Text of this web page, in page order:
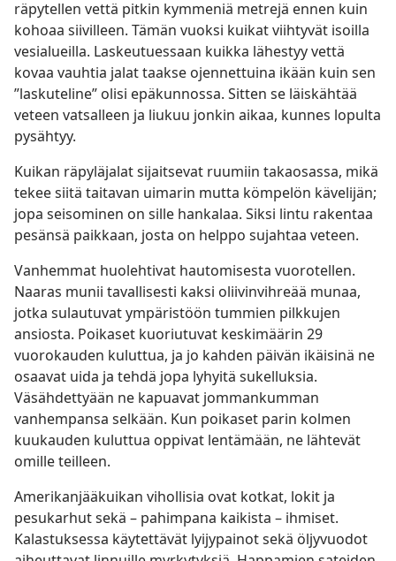
räpytellen vettä pitkin kymmeniä metrejä ennen kuin
kohoaa siivilleen. Tämän vuoksi kuikat viihtyvät isoilla
vesialueilla. Laskeutuessaan kuikka lähestyy vettä
kovaa vauhtia jalat taakse ojennettuina ikään kuin sen
”laskuteline” olisi epäkunnossa. Sitten se läiskähtää
veteen vatsalleen ja liukuu jonkin aikaa, kunnes lopulta
pysähtyy.
Kuikan räpyläjalat sijaitsevat ruumiin takaosassa, mikä
tekee siitä taitavan uimarin mutta kömpelön kävelijän;
jopa seisominen on sille hankalaa. Siksi lintu rakentaa
pesänsä paikkaan, josta on helppo sujahtaa veteen.
Vanhemmat huolehtivat hautomisesta vuorotellen.
Naaras munii tavallisesti kaksi oliivinvihreää munaa,
jotka sulautuvat ympäristöön tummien pilkkujen
ansiosta. Poikaset kuoriutuvat keskimäärin 29
vuorokauden kuluttua, ja jo kahden päivän ikäisinä ne
osaavat uida ja tehdä jopa lyhyitä sukelluksia.
Väsähdettyään ne kapuavat jommankumman
vanhempansa selkään. Kun poikaset parin kolmen
kuukauden kuluttua oppivat lentämään, ne lähtevät
omille teilleen.
Amerikanjääkuikan vihollisia ovat kotkat, lokit ja
pesukarhut sekä – pahimpana kaikista – ihmiset.
Kalastuksessa käytettävät lyijypainot sekä öljyvuodot